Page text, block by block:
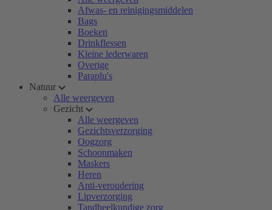
Afwas- en reinigingsmiddelen
Bags
Boeken
Drinkflessen
Kleine lederwaren
Overige
Paraplu's
Natuur
Alle weergeven
Gezicht
Alle weergeven
Gezichtsverzorging
Oogzorg
Schoonmaken
Maskers
Heren
Anti-veroudering
Lipverzorging
Tandheelkundige zorg